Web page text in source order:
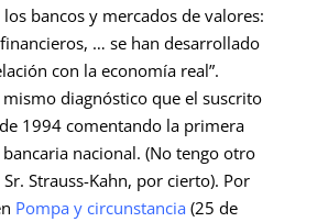
bancos y mercados de valores:
… se han desarrollado
con la economía real”.
mismo diagnóstico que el suscrito
1994 comentando la primera
nacional. (No tengo otro
Strauss-Kahn, por cierto). Por
Pompa y circunstancia (25 de